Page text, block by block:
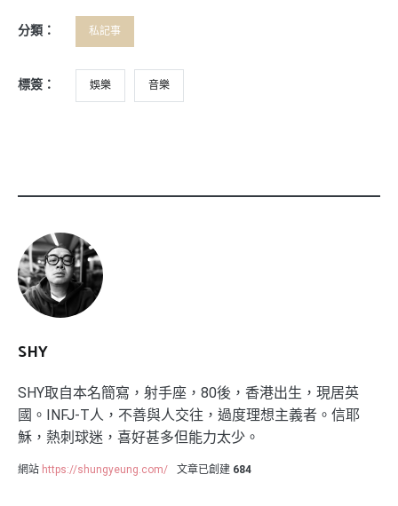
分類： 私記事
標簽： 娛樂 音樂
SHY
SHY取自本名簡寫，射手座，80後，香港出生，現居英
國。INFJ-T人，不善與人交往，過度理想主義者。信耶
穌，熱刺球迷，喜好甚多但能力太少。
網站 https://shungyeung.com/ 文章已創建 684